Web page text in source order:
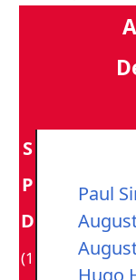
S
P
D
(1
Paul
Hugo